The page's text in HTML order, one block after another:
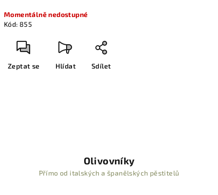
cena:
Momentálně nedostupné
Kód: 855
Zeptat se Hlídat Sdílet
Olivovníky
Přímo od italských a španělských pěstitelů